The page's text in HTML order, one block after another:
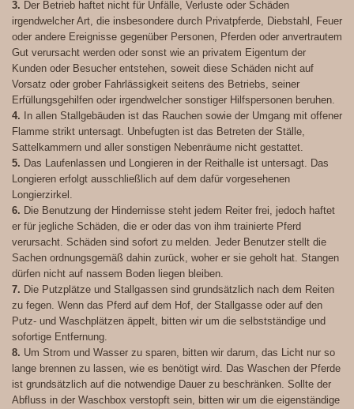
3. Der Betrieb haftet nicht für Unfälle, Verluste oder Schäden
irgendwelcher Art, die insbesondere durch Privatpferde, Diebstahl, Feuer
oder andere Ereignisse gegenüber Personen, Pferden oder anvertrautem
Gut verursacht werden oder sonst wie an privatem Eigentum der
Kunden oder Besucher entstehen, soweit diese Schäden nicht auf
Vorsatz oder grober Fahrlässigkeit seitens des Betriebs, seiner
Erfüllungsgehilfen oder irgendwelcher sonstiger Hilfspersonen beruhen.
4.
In allen Stallgebäuden ist das Rauchen sowie der Umgang mit offener
Flamme strikt untersagt. Unbefugten ist das Betreten der Ställe,
Sattelkammern und aller sonstigen Nebenräume nicht gestattet.
5. Das Laufenlassen und Longieren in der Reithalle ist untersagt. Das
Longieren erfolgt ausschließlich auf dem dafür vorgesehenen
Longierzirkel.
6. Die Benutzung der Hindernisse steht jedem Reiter frei, jedoch haftet
er für jegliche Schäden, die er oder das von ihm trainierte Pferd
verursacht. Schäden sind sofort zu melden. Jeder Benutzer stellt die
Sachen ordnungsgemäß dahin zurück, woher er sie geholt hat. Stangen
dürfen nicht auf nassem Boden liegen bleiben.
7. Die Putzplätze und Stallgassen sind grundsätzlich nach dem Reiten
zu fegen. Wenn das Pferd auf dem Hof, der Stallgasse oder auf den
Putz- und Waschplätzen äppelt, bitten wir um die selbstständige und
sofortige Entfernung.
8. Um Strom und Wasser zu sparen, bitten wir darum, das Licht nur so
lange brennen zu lassen, wie es benötigt wird. Das Waschen der Pferde
ist grundsätzlich auf die notwendige Dauer zu beschränken. Sollte der
Abfluss in der Waschbox verstopft sein, bitten wir um die eigenständige